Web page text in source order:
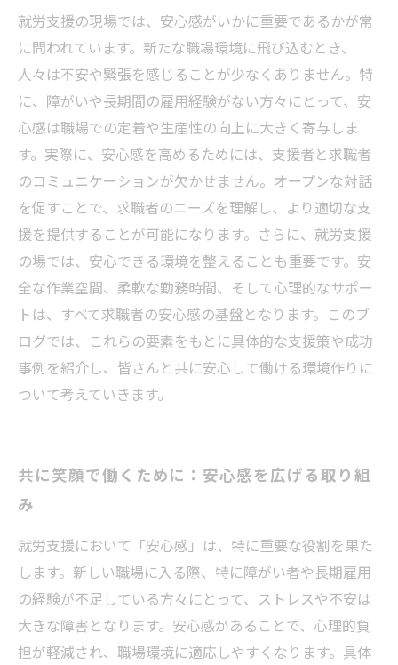
就労支援の現場では、安心感がいかに重要であるかが常
に問われています。新たな職場環境に飛び込むとき、
人々は不安や緊張を感じることが少なくありません。特
に、障がいや長期間の雇用経験がない方々にとって、安
心感は職場での定着や生産性の向上に大きく寄与しま
す。実際に、安心感を高めるためには、支援者と求職者
のコミュニケーションが欠かせません。オープンな対話
を促すことで、求職者のニーズを理解し、より適切な支
援を提供することが可能になります。さらに、就労支援
の場では、安心できる環境を整えることも重要です。安
全な作業空間、柔軟な勤務時間、そして心理的なサポー
トは、すべて求職者の安心感の基盤となります。このブ
ログでは、これらの要素をもとに具体的な支援策や成功
事例を紹介し、皆さんと共に安心して働ける環境作りに
ついて考えていきます。
共に笑顔で働くために：安心感を広げる取り組
み
就労支援において「安心感」は、特に重要な役割を果た
します。新しい職場に入る際、特に障がい者や長期雇用
の経験が不足している方々にとって、ストレスや不安は
大きな障害となります。安心感があることで、心理的負
担が軽減され、職場環境に適応しやすくなります。具体